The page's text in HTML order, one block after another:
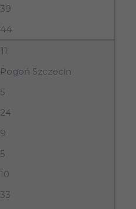
39
44
11
Pogoń Szczecin
5
24
9
5
10
33